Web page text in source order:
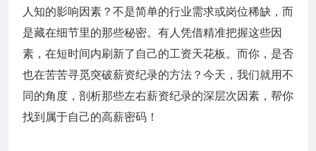
人知的影响因素？不是简单的行业需求或岗位稀缺，而
是藏在细节里的那些秘密。有人凭借精准把握这些因
素，在短时间内刷新了自己的工资天花板。而你，是否
也在苦苦寻觅突破薪资纪录的方法？今天，我们就用不
同的角度，剖析那些左右薪资纪录的深层次因素，帮你
找到属于自己的高薪密码！